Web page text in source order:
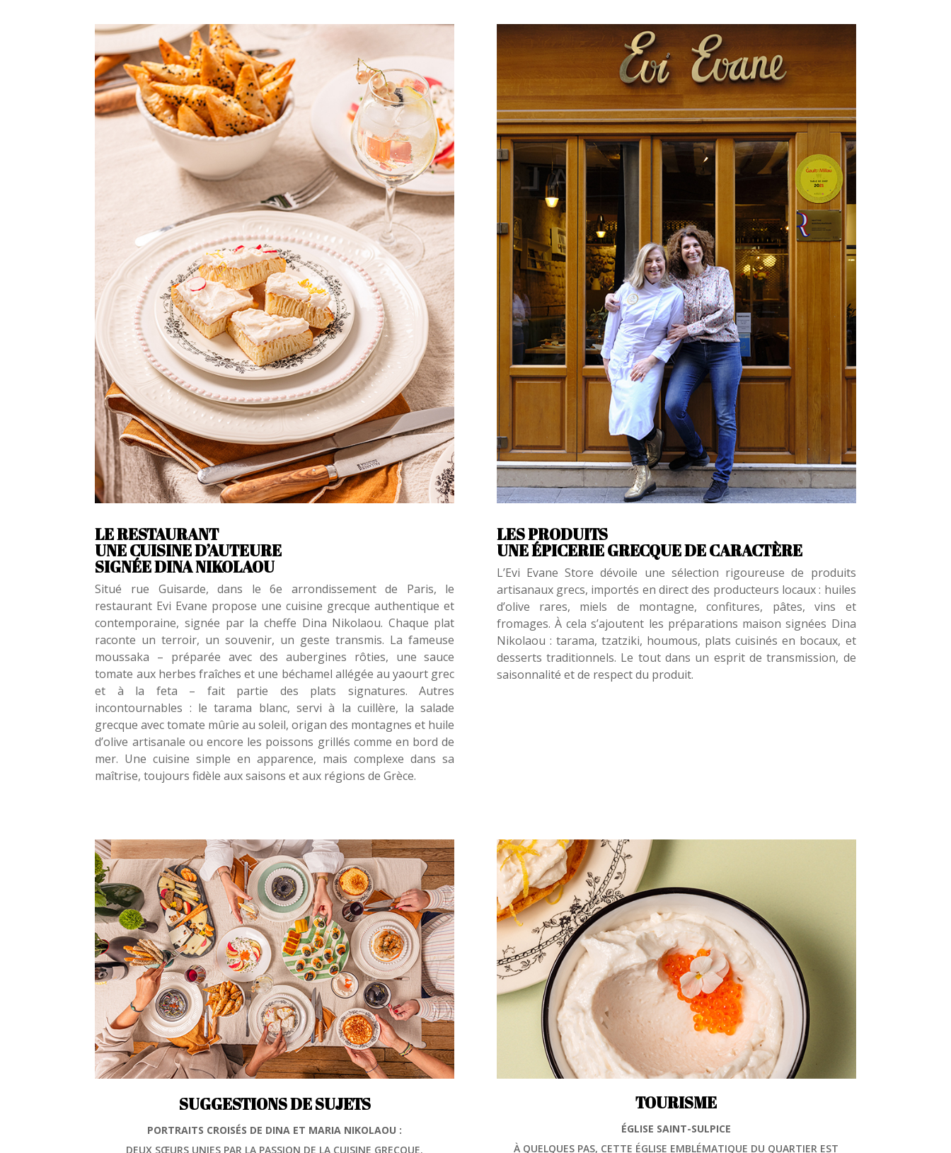
LE RESTAURANT
UNE CUISINE D’AUTEURE
SIGNÉE DINA NIKOLAOU
Situé rue Guisarde, dans le 6e arrondissement de Paris, le
restaurant Evi Evane propose une cuisine grecque authentique et
contemporaine, signée par la cheffe Dina Nikolaou. Chaque plat
raconte un terroir, un souvenir, un geste transmis. La fameuse
moussaka – préparée avec des aubergines rôties, une sauce
tomate aux herbes fraîches et une béchamel allégée au yaourt grec
et à la feta – fait partie des plats signatures. Autres
incontournables : le tarama blanc, servi à la cuillère, la salade
grecque avec tomate mûrie au soleil, origan des montagnes et huile
d’olive artisanale ou encore les poissons grillés comme en bord de
mer. Une cuisine simple en apparence, mais complexe dans sa
maîtrise, toujours fidèle aux saisons et aux régions de Grèce.
LES PRODUITS
UNE ÉPICERIE GRECQUE DE CARACTÈRE
L’Evi Evane Store dévoile une sélection rigoureuse de produits
artisanaux grecs, importés en direct des producteurs locaux : huiles
d’olive rares, miels de montagne, confitures, pâtes, vins et
fromages. À cela s’ajoutent les préparations maison signées Dina
Nikolaou : tarama, tzatziki, houmous, plats cuisinés en bocaux, et
desserts traditionnels. Le tout dans un esprit de transmission, de
saisonnalité et de respect du produit.
SUGGESTIONS DE SUJETS
PORTRAITS CROISÉS DE DINA ET MARIA NIKOLAOU :
DEUX SŒURS UNIES PAR LA PASSION DE LA CUISINE GRECQUE.
TOURISME
ÉGLISE SAINT-SULPICE
À QUELQUES PAS, CETTE ÉGLISE EMBLÉMATIQUE DU QUARTIER EST